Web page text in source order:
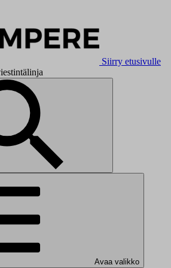
Siirry etusivulle
Avaa valikko